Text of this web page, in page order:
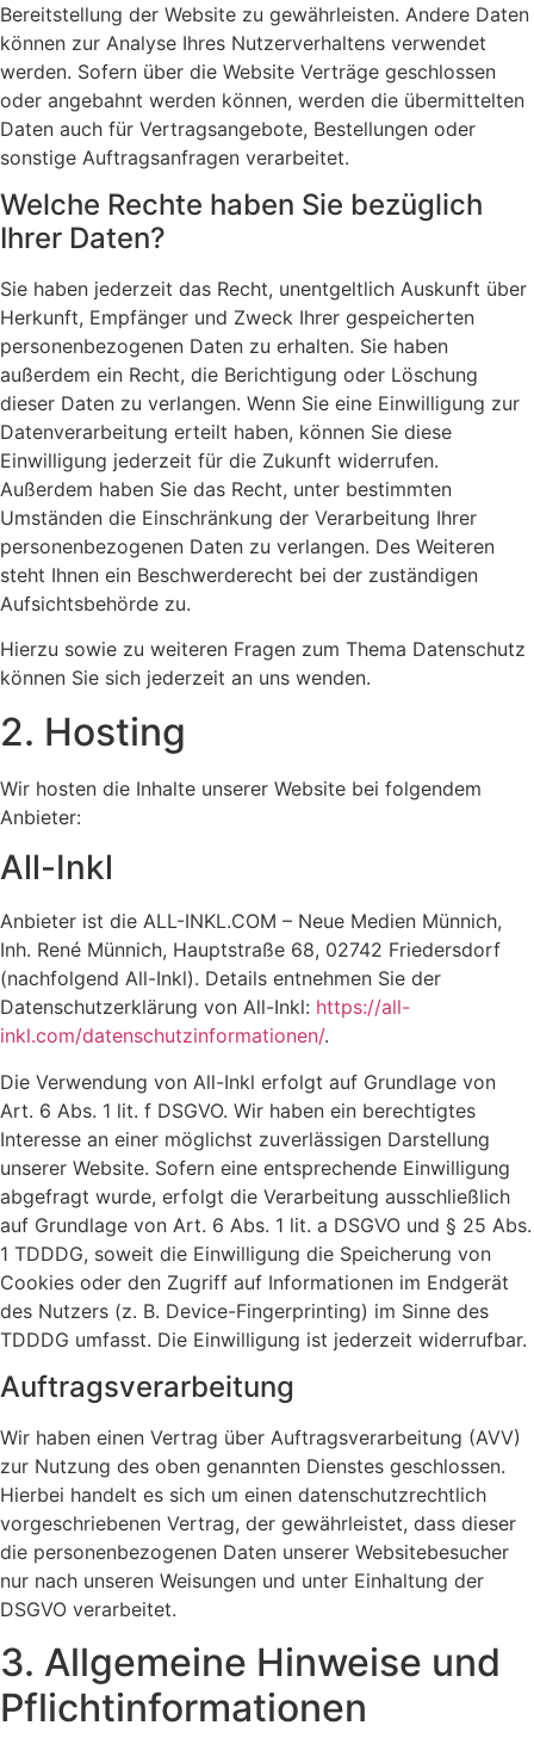
Bereitstellung der Website zu gewährleisten. Andere Daten
können zur Analyse Ihres Nutzerverhaltens verwendet
werden. Sofern über die Website Verträge geschlossen
oder angebahnt werden können, werden die übermittelten
Daten auch für Vertragsangebote, Bestellungen oder
sonstige Auftragsanfragen verarbeitet.
Welche Rechte haben Sie bezüglich
Ihrer Daten?
Sie haben jederzeit das Recht, unentgeltlich Auskunft über
Herkunft, Empfänger und Zweck Ihrer gespeicherten
personenbezogenen Daten zu erhalten. Sie haben
außerdem ein Recht, die Berichtigung oder Löschung
dieser Daten zu verlangen. Wenn Sie eine Einwilligung zur
Datenverarbeitung erteilt haben, können Sie diese
Einwilligung jederzeit für die Zukunft widerrufen.
Außerdem haben Sie das Recht, unter bestimmten
Umständen die Einschränkung der Verarbeitung Ihrer
personenbezogenen Daten zu verlangen. Des Weiteren
steht Ihnen ein Beschwerderecht bei der zuständigen
Aufsichtsbehörde zu.
Hierzu sowie zu weiteren Fragen zum Thema Datenschutz
können Sie sich jederzeit an uns wenden.
2. Hosting
Wir hosten die Inhalte unserer Website bei folgendem
Anbieter:
All-Inkl
Anbieter ist die ALL-INKL.COM – Neue Medien Münnich,
Inh. René Münnich, Hauptstraße 68, 02742 Friedersdorf
(nachfolgend All-Inkl). Details entnehmen Sie der
Datenschutzerklärung von All-Inkl: https://all-
inkl.com/datenschutzinformationen/.
Die Verwendung von All-Inkl erfolgt auf Grundlage von
Art. 6 Abs. 1 lit. f DSGVO. Wir haben ein berechtigtes
Interesse an einer möglichst zuverlässigen Darstellung
unserer Website. Sofern eine entsprechende Einwilligung
abgefragt wurde, erfolgt die Verarbeitung ausschließlich
auf Grundlage von Art. 6 Abs. 1 lit. a DSGVO und § 25 Abs.
1 TDDDG, soweit die Einwilligung die Speicherung von
Cookies oder den Zugriff auf Informationen im Endgerät
des Nutzers (z. B. Device-Fingerprinting) im Sinne des
TDDDG umfasst. Die Einwilligung ist jederzeit widerrufbar.
Auftragsverarbeitung
Wir haben einen Vertrag über Auftragsverarbeitung (AVV)
zur Nutzung des oben genannten Dienstes geschlossen.
Hierbei handelt es sich um einen datenschutzrechtlich
vorgeschriebenen Vertrag, der gewährleistet, dass dieser
die personenbezogenen Daten unserer Websitebesucher
nur nach unseren Weisungen und unter Einhaltung der
DSGVO verarbeitet.
3. Allgemeine Hinweise und
Pflicht­informationen